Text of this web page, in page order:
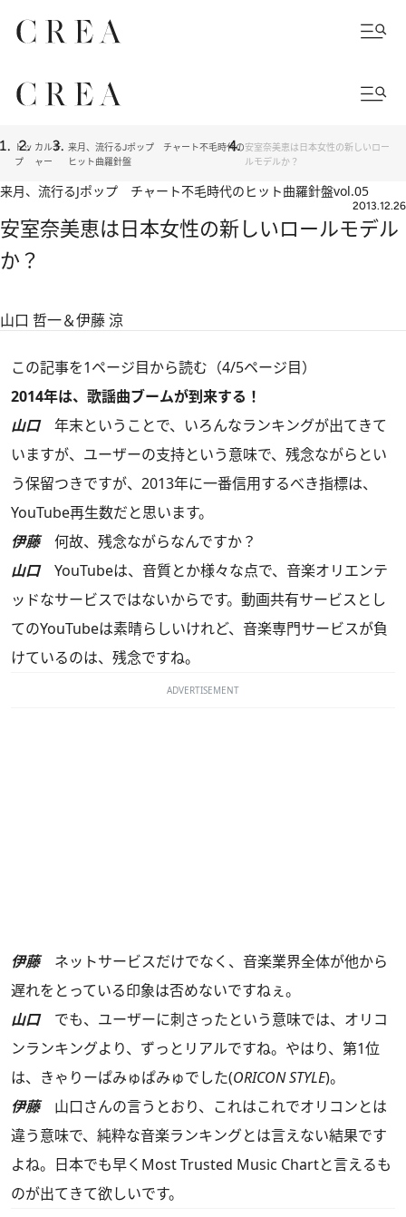
トッ
プ
カルチ
ャー
来月、流行るJポップ チャート不毛時代の
ヒット曲羅針盤
安室奈美恵は日本女性の新しいロー
ルモデルか？
来月、流行るJポップ チャート不毛時代のヒット曲羅針盤vol.05
2013.12.26
安室奈美恵は日本女性の新しいロールモデル
か？
山口 哲一＆伊藤 涼
この記事を1ページ目から読む（4/5ページ目）
2014年は、歌謡曲ブームが到来する！
山口年末ということで、いろんなランキングが出てきて
いますが、ユーザーの支持という意味で、残念ながらとい
う保留つきですが、2013年に一番信用するべき指標は、
YouTube再生数だと思います。
伊藤何故、残念ながらなんですか？
山口YouTubeは、音質とか様々な点で、音楽オリエンテ
ッドなサービスではないからです。動画共有サービスとし
てのYouTubeは素晴らしいけれど、音楽専門サービスが負
けているのは、残念ですね。
ADVERTISEMENT
伊藤ネットサービスだけでなく、音楽業界全体が他から
遅れをとっている印象は否めないですねぇ。
山口でも、ユーザーに刺さったという意味では、オリコ
ンランキングより、ずっとリアルですね。やはり、第1位
は、きゃりーぱみゅぱみゅでした(ORICON STYLE)。
伊藤山口さんの言うとおり、これはこれでオリコンとは
違う意味で、純粋な音楽ランキングとは言えない結果です
よね。日本でも早くMost Trusted Music Chartと言えるも
のが出てきて欲しいです。